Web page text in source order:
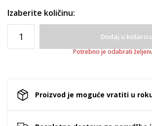
Izaberite količinu:
Dodaj u košaricu
Potrebno je odabrati
Proizvod je moguće vratiti u